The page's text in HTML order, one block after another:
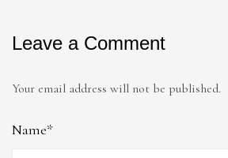
Leave a Comment
Your email address will not be published.
Name*